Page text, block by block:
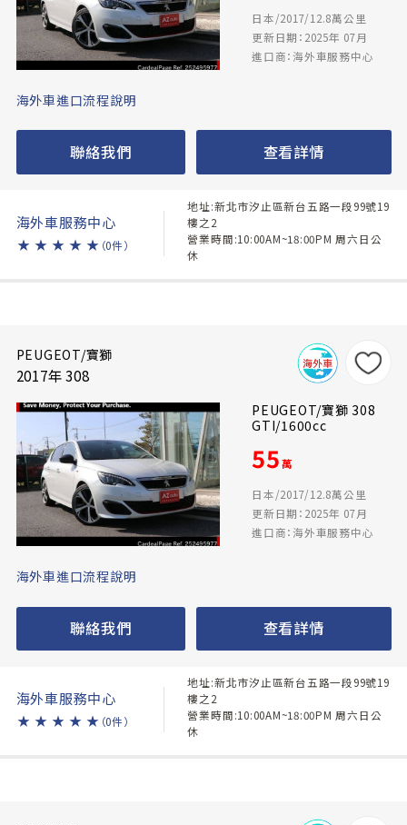
日本/2017/12.8萬公里
更新日期：2025年 07月
進口商：海外車服務中心
海外車進口流程說明
聯絡我們 查看詳情
海外車服務中心
★ ★ ★ ★ ★ （0件）
地址:新北市汐止區新台五路一段99號19
樓之2
營業時間:10:00AM~18:00PM 周六日公
休
PEUGEOT/寶獅
2017年 308
PEUGEOT/寶獅 308
GTI/1600cc
55萬
日本/2017/12.8萬公里
更新日期：2025年 07月
進口商：海外車服務中心
海外車進口流程說明
聯絡我們 查看詳情
海外車服務中心
★ ★ ★ ★ ★ （0件）
地址:新北市汐止區新台五路一段99號19
樓之2
營業時間:10:00AM~18:00PM 周六日公
休